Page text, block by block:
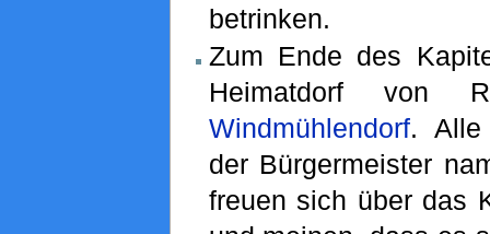
betrinken.
Zum Ende des
Heimatdorf von
Windmühlendorf. Alle
der Bürgermeister
freuen sich über das